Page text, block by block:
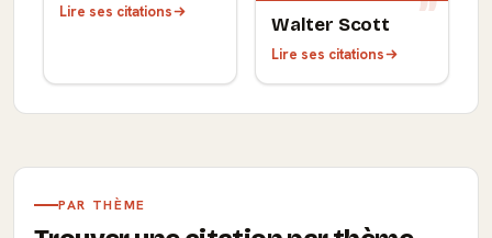
Lire ses citations
Walter Scott
Lire ses citations
PAR THÈME